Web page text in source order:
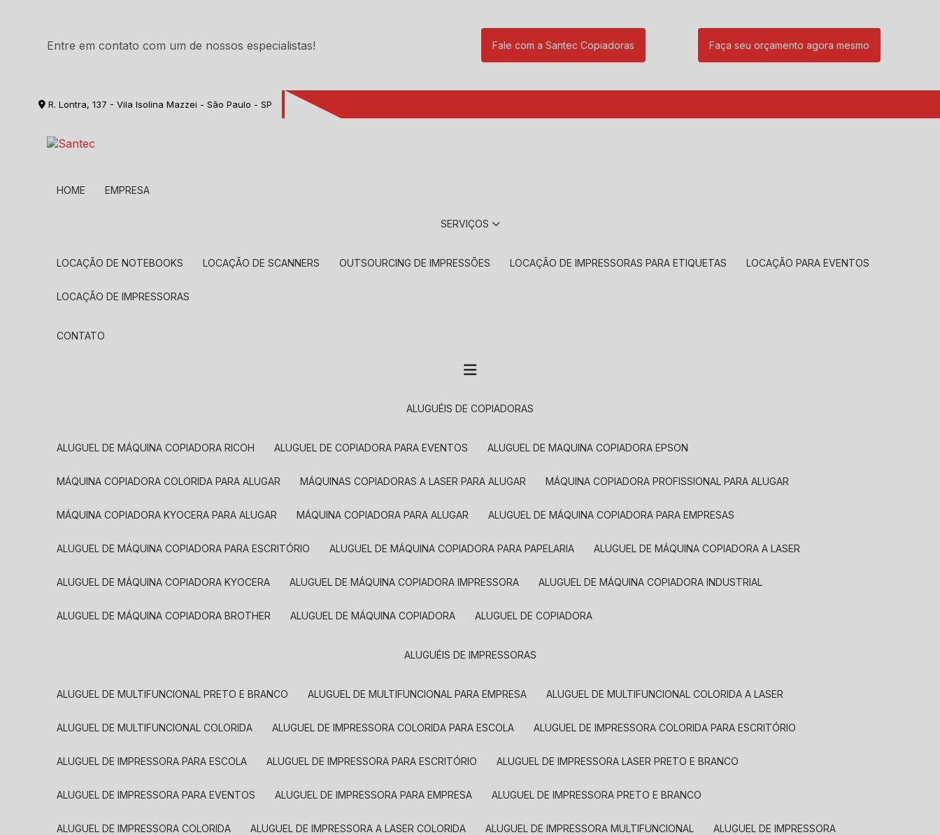
Entre em contato com um de nossos especialistas! Fale com a Santec Copiadoras Faça seu orçamento agora mesmo
R. Lontra, 137 - Vila Isolina Mazzei - São Paulo - SP
HOME EMPRESA
SERVIÇOS
LOCAÇÃO DE NOTEBOOKS LOCAÇÃO DE SCANNERS OUTSOURCING DE IMPRESSÕES LOCAÇÃO DE IMPRESSORAS PARA ETIQUETAS LOCAÇÃO PARA EVENTOS
LOCAÇÃO DE IMPRESSORAS
CONTATO
ALUGUÉIS DE COPIADORAS
ALUGUEL DE MÁQUINA COPIADORA RICOH ALUGUEL DE COPIADORA PARA EVENTOS ALUGUEL DE MAQUINA COPIADORA EPSON
MÁQUINA COPIADORA COLORIDA PARA ALUGAR MÁQUINAS COPIADORAS A LASER PARA ALUGAR MÁQUINA COPIADORA PROFISSIONAL PARA ALUGAR
MÁQUINA COPIADORA KYOCERA PARA ALUGAR MÁQUINA COPIADORA PARA ALUGAR ALUGUEL DE MÁQUINA COPIADORA PARA EMPRESAS
ALUGUEL DE MÁQUINA COPIADORA PARA ESCRITÓRIO ALUGUEL DE MÁQUINA COPIADORA PARA PAPELARIA ALUGUEL DE MÁQUINA COPIADORA A LASER
ALUGUEL DE MÁQUINA COPIADORA KYOCERA ALUGUEL DE MÁQUINA COPIADORA IMPRESSORA ALUGUEL DE MÁQUINA COPIADORA INDUSTRIAL
ALUGUEL DE MÁQUINA COPIADORA BROTHER ALUGUEL DE MÁQUINA COPIADORA ALUGUEL DE COPIADORA
ALUGUÉIS DE IMPRESSORAS
ALUGUEL DE MULTIFUNCIONAL PRETO E BRANCO ALUGUEL DE MULTIFUNCIONAL PARA EMPRESA ALUGUEL DE MULTIFUNCIONAL COLORIDA A LASER
ALUGUEL DE MULTIFUNCIONAL COLORIDA ALUGUEL DE IMPRESSORA COLORIDA PARA ESCOLA ALUGUEL DE IMPRESSORA COLORIDA PARA ESCRITÓRIO
ALUGUEL DE IMPRESSORA PARA ESCOLA ALUGUEL DE IMPRESSORA PARA ESCRITÓRIO ALUGUEL DE IMPRESSORA LASER PRETO E BRANCO
ALUGUEL DE IMPRESSORA PARA EVENTOS ALUGUEL DE IMPRESSORA PARA EMPRESA ALUGUEL DE IMPRESSORA PRETO E BRANCO
ALUGUEL DE IMPRESSORA COLORIDA ALUGUEL DE IMPRESSORA A LASER COLORIDA ALUGUEL DE IMPRESSORA MULTIFUNCIONAL ALUGUEL DE IMPRESSORA